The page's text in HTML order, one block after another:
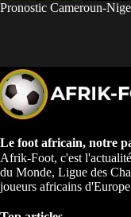
Pronostic Cameroun-
Le foot africain, notre
Afrik-Foot, c'est
du Monde, Ligue des
joueurs africains